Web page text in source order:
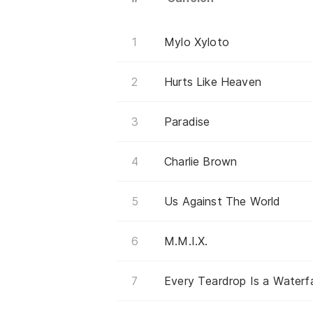
Mylo Xyloto
Hurts Like Heaven
Paradise
Charlie Brown
Us Against The World
M.M.I.X.
Every Teardrop Is a